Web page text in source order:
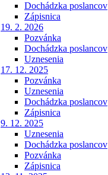
Dochádzka poslancov
Zápisnica
19. 2. 2026
Pozvánka
Dochádzka poslancov
Uznesenia
17. 12. 2025
Pozvánka
Uznesenia
Dochádzka poslancov
Zápisnica
9. 12. 2025
Uznesenia
Dochádzka poslancov
Pozvánka
Zápisnica